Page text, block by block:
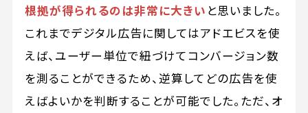
根拠が得られるのは非常に大きい と思いました。
これまでデジタル広告に関してはアドエビスを使
えば、ユーザー単位で紐づけてコンバージョン数
を測ることができるため、逆算してどの広告を使
えばよいかを判断することが可能でした。ただ、オ